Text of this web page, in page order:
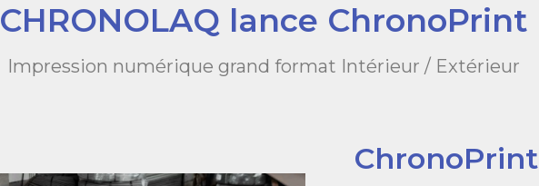
CHRONOLAQ lance ChronoPrint
Impression numérique grand format Intérieur / Extérieur
ChronoPrint